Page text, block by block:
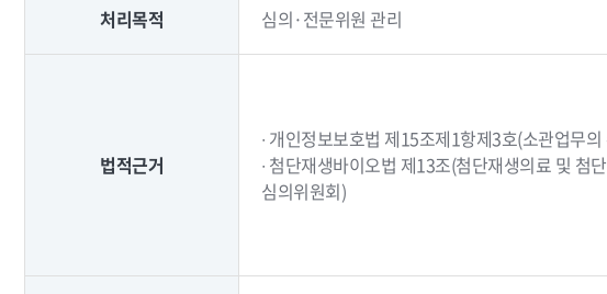
처리목적 심의·전문위원 관리
법적근거
∙ 개인정보보호법 제15조제1항제3호(소관업무의
∙ 첨단재생바이오법 제13조(첨단재생의료 및 첨
심의위원회)